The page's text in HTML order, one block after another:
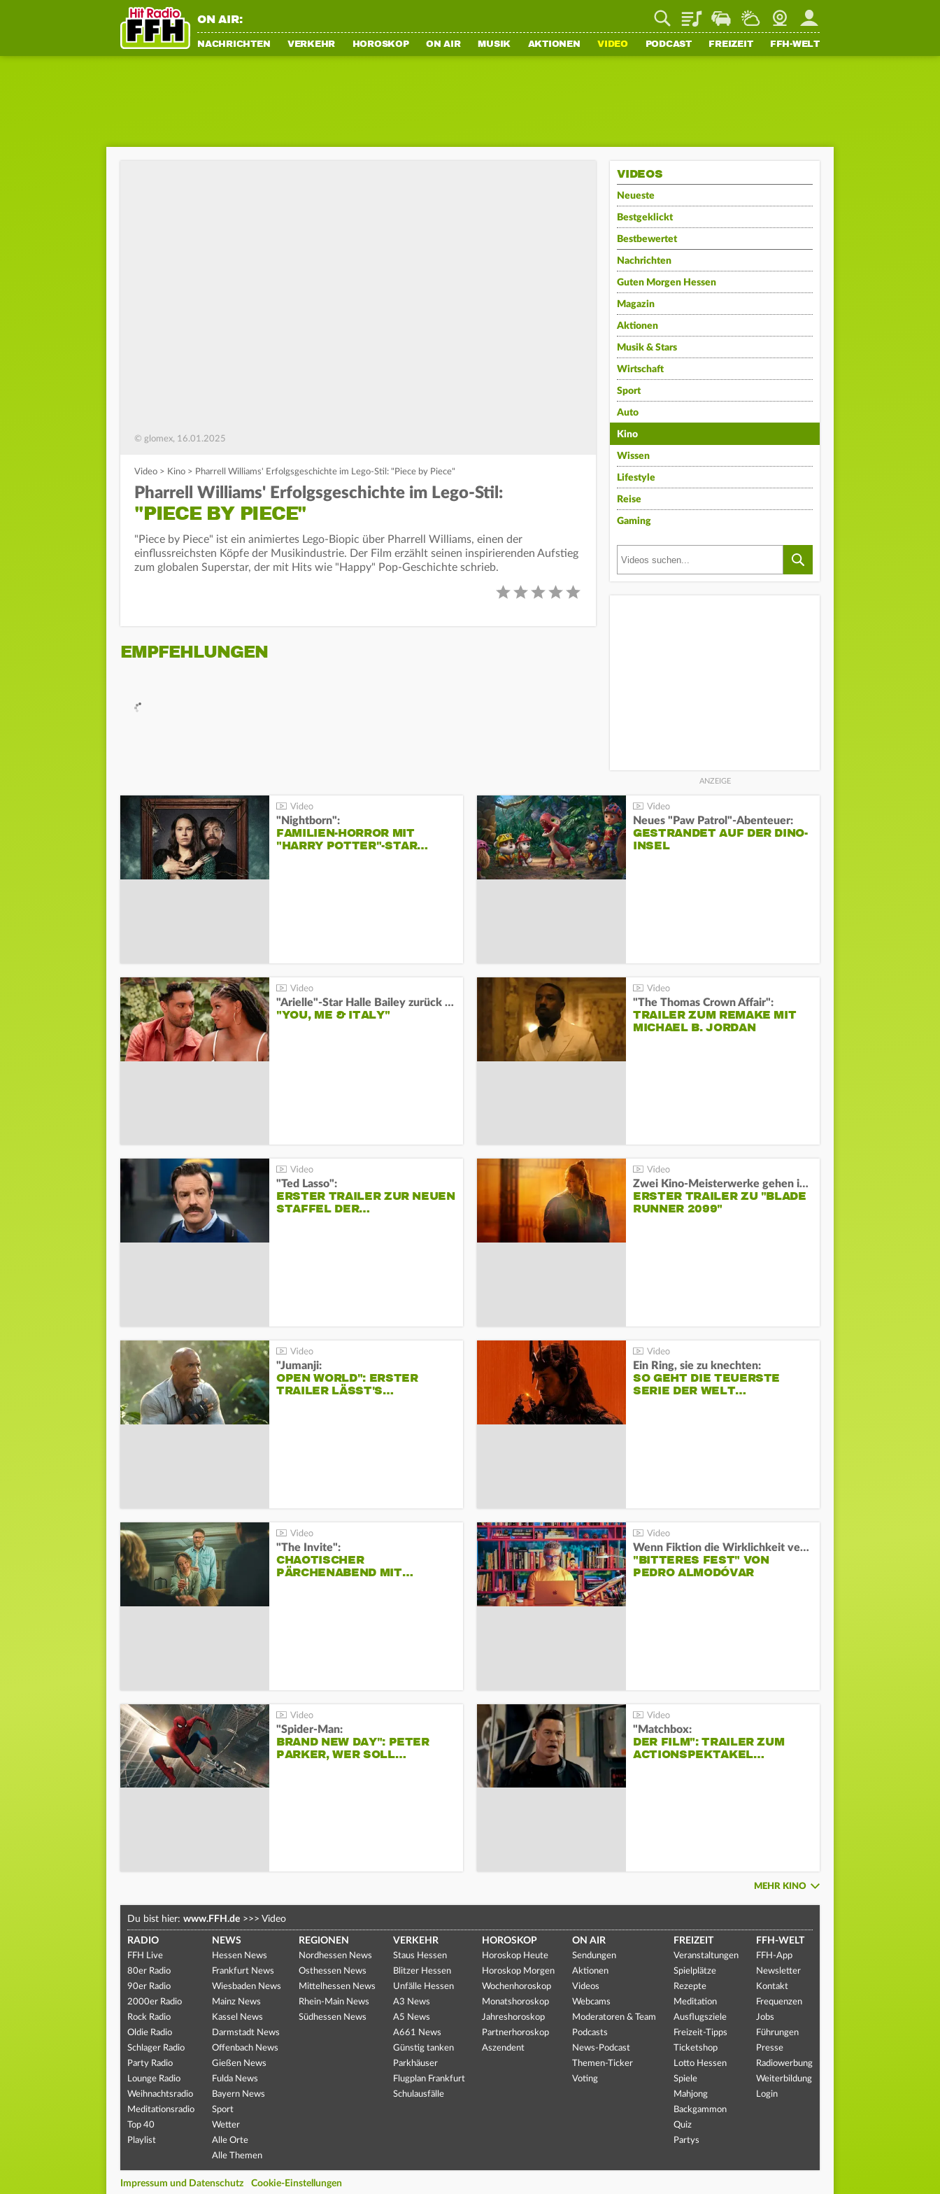
ON AIR: PlaylistStaupilotWetterWebcamMein FFH
NACHRICHTEN VERKEHR HOROSKOP ON AIR MUSIK AKTIONEN VIDEO PODCAST FREIZEIT FFH-WELT
© glomex, 16.01.2025
Video > Kino > Pharrell Williams' Erfolgsgeschichte im Lego-Stil: "Piece by Piece"
Pharrell Williams' Erfolgsgeschichte im Lego-Stil:
"PIECE BY PIECE"
"Piece by Piece" ist ein animiertes Lego-Biopic über Pharrell Williams, einen der
einflussreichsten Köpfe der Musikindustrie. Der Film erzählt seinen inspirierenden Aufstieg
zum globalen Superstar, der mit Hits wie "Happy" Pop-Geschichte schrieb.
EMPFEHLUNGEN
VIDEOS
Neueste
Bestgeklickt
Bestbewertet
Nachrichten
Guten Morgen Hessen
Magazin
Aktionen
Musik & Stars
Wirtschaft
Sport
Auto
Kino
Wissen
Lifestyle
Reise
Gaming
"Nightborn":
FAMILIEN-HORROR MIT
"HARRY POTTER"-STAR…
Neues "Paw Patrol"-Abenteuer:
GESTRANDET AUF DER DINO-
INSEL
"Arielle"-Star Halle Bailey zurück auf der Leinwand:
"YOU, ME & ITALY"
"The Thomas Crown Affair":
TRAILER ZUM REMAKE MIT
MICHAEL B. JORDAN
"Ted Lasso":
ERSTER TRAILER ZUR NEUEN
STAFFEL DER…
Zwei Kino-Meisterwerke gehen in Serie:
ERSTER TRAILER ZU "BLADE
RUNNER 2099"
"Jumanji:
OPEN WORLD": ERSTER
TRAILER LÄSST'S…
Ein Ring, sie zu knechten:
SO GEHT DIE TEUERSTE
SERIE DER WELT…
"The Invite":
CHAOTISCHER
PÄRCHENABEND MIT…
Wenn Fiktion die Wirklichkeit verschiebt:
"BITTERES FEST" VON
PEDRO ALMODÓVAR
"Spider-Man:
BRAND NEW DAY": PETER
PARKER, WER SOLL…
"Matchbox:
DER FILM": TRAILER ZUM
ACTIONSPEKTAKEL…
MEHR KINO
Du bist hier: www.FFH.de >>> Video
RADIO
FFH Live
80er Radio
90er Radio
2000er Radio
Rock Radio
Oldie Radio
Schlager Radio
Party Radio
Lounge Radio
Weihnachtsradio
Meditationsradio
Top 40
Playlist
NEWS
Hessen News
Frankfurt News
Wiesbaden News
Mainz News
Kassel News
Darmstadt News
Offenbach News
Gießen News
Fulda News
Bayern News
Sport
Wetter
Alle Orte
Alle Themen
REGIONEN
Nordhessen News
Osthessen News
Mittelhessen News
Rhein-Main News
Südhessen News
VERKEHR
Staus Hessen
Blitzer Hessen
Unfälle Hessen
A3 News
A5 News
A661 News
Günstig tanken
Parkhäuser
Flugplan Frankfurt
Schulausfälle
HOROSKOP
Horoskop Heute
Horoskop Morgen
Wochenhoroskop
Monatshoroskop
Jahreshoroskop
Partnerhoroskop
Aszendent
ON AIR
Sendungen
Aktionen
Videos
Webcams
Moderatoren & Team
Podcasts
News-Podcast
Themen-Ticker
Voting
FREIZEIT
Veranstaltungen
Spielplätze
Rezepte
Meditation
Ausflugsziele
Freizeit-Tipps
Ticketshop
Lotto Hessen
Spiele
Mahjong
Backgammon
Quiz
Partys
FFH-WELT
FFH-App
Newsletter
Kontakt
Frequenzen
Jobs
Führungen
Presse
Radiowerbung
Weiterbildung
Login
Impressum und Datenschutz Cookie-Einstellungen